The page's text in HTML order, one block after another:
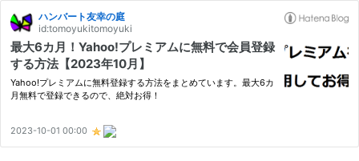
ハンバート友幸の庭
id:tomoyukitomoyuki
最大6カ月！Yahoo!プレミアムに無料で会員登録
する方法【2023年10月】
Yahoo!プレミアムに無料登録する方法をまとめています。最大6カ
月無料で登録できるので、絶対お得！
2023-10-01 00:00